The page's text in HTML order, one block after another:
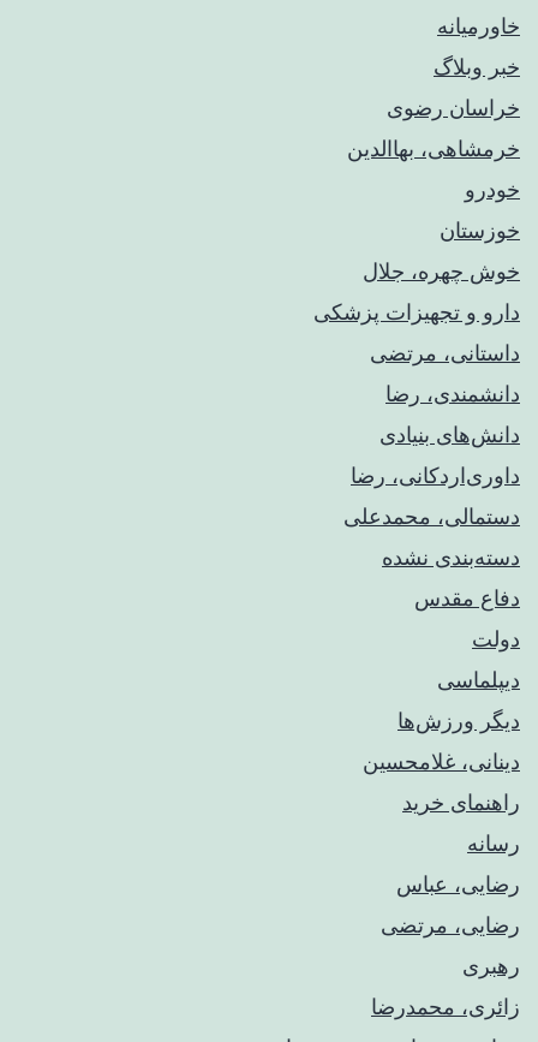
خاورمیانه
خبر وبلاگ
خراسان رضوی
خرمشاهی، بهاالدین
خودرو
خوزستان
خوش چهره، جلال
دارو و تجهیزات پزشکی
داستانی، مرتضی
دانشمندی، رضا
دانش‌های بنیادی
داوری‌اردکانی، رضا
دستمالی، محمدعلی
دسته‌بندی نشده
دفاع مقدس
دولت
دیپلماسی
دیگر ورزش‌ها
دینانی، غلامحسین
راهنمای خريد
رسانه
رضایی، عباس
رضایی، مرتضی
رهبری
زائری، محمدرضا